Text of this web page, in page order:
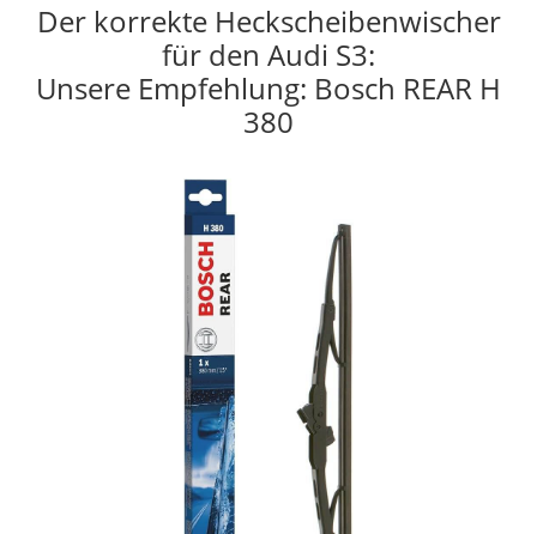
Der korrekte Heckscheibenwischer
für den Audi S3:
Unsere Empfehlung: Bosch REAR H
380